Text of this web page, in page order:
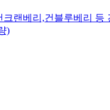
크랜베리,건블루베리 등
)